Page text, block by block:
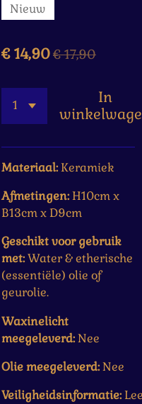
Nieuw
€ 14,90€ 17,90
In
Materiaal:Keramiek
Afmetingen:H10cm x
B13cm x D9cm
Geschikt voor gebruik
met:Water & etherische
(essentiële) olie of
geurolie.
Waxinelicht
meegeleverd:Nee
Olie meegeleverd:Nee
Veiligheidsinformatie: